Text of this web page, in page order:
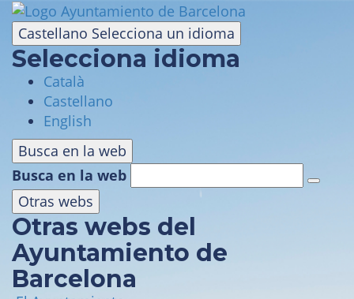
Castellano Selecciona un idioma
Selecciona idioma
Català
Castellano
English
Busca en la web
Busca en la web
Otras webs
Otras webs del
Ayuntamiento de
Barcelona
Pasar
contenido
principal
VISITA
PARQUE DE ATRACCIONES
ÁREA PANORÁMICA
MASÍA TIBIDABO
FUNICULAR